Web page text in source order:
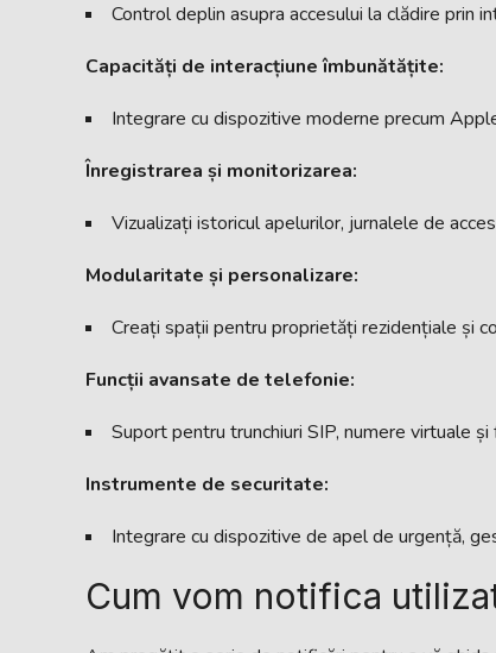
Control deplin asupra accesului la clădire prin
Capacități de interacțiune îmbunătățite:
Integrare cu dispozitive moderne precum
Înregistrarea și monitorizarea:
Vizualizați istoricul apelurilor, jurnalele de
Modularitate și personalizare:
Creați spații pentru proprietăți rezidențiale și
Funcții avansate de telefonie:
Suport pentru trunchiuri SIP, numere virtuale
Instrumente de securitate:
Integrare cu dispozitive de apel de urgență,
Cum vom notifica